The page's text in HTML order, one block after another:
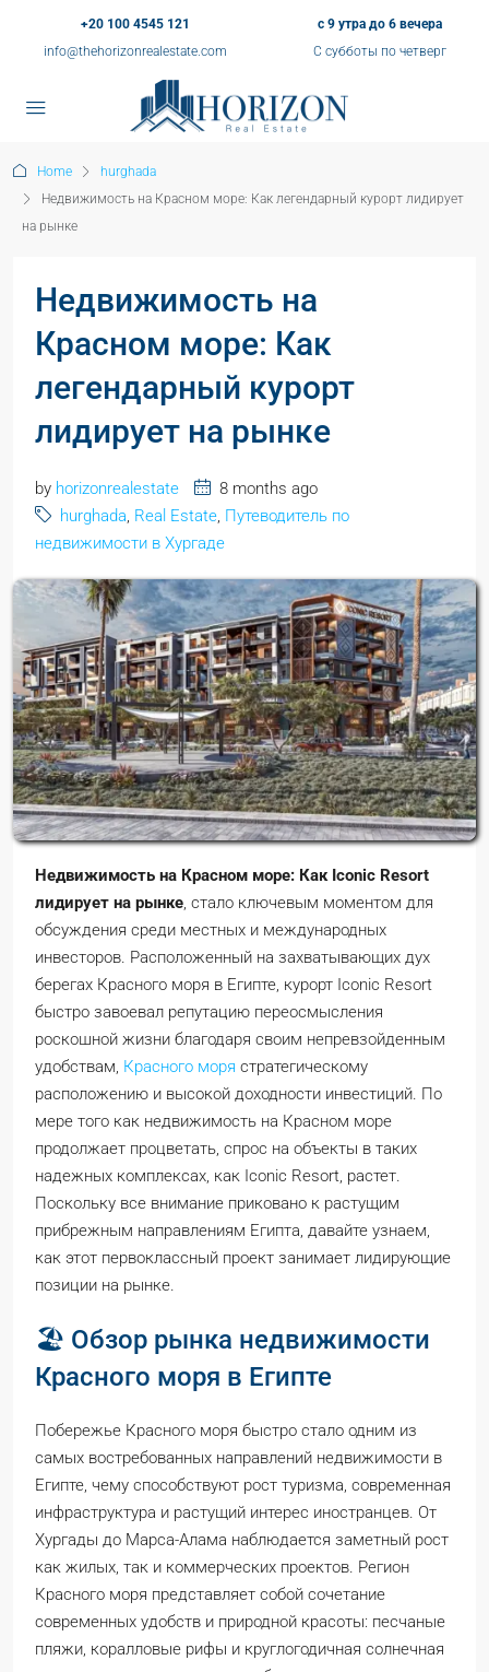
+20 100 4545 121
info@thehorizonrealestate.com
с 9 утра до 6 вечера
С субботы по четверг
Home
hurghada
Недвижимость на Красном море: Как легендарный курорт лидирует
на рынке
Недвижимость на
Красном море: Как
легендарный курорт
лидирует на рынке
by horizonrealestate
8 months ago
hurghada, Real Estate, Путеводитель по
недвижимости в Хургаде
Недвижимость на Красном море: Как Iconic Resort
лидирует на рынке , стало ключевым моментом для
обсуждения среди местных и международных
инвесторов. Расположенный на захватывающих дух
берегах Красного моря в Египте, курорт Iconic Resort
быстро завоевал репутацию переосмысления
роскошной жизни благодаря своим непревзойденным
удобствам, Красного моря стратегическому
расположению и высокой доходности инвестиций. По
мере того как недвижимость на Красном море
продолжает процветать, спрос на объекты в таких
надежных комплексах, как Iconic Resort, растет.
Поскольку все внимание приковано к растущим
прибрежным направлениям Египта, давайте узнаем,
как этот первоклассный проект занимает лидирующие
позиции на рынке.
🏖️ Обзор рынка недвижимости
Красного моря в Египте
Побережье Красного моря быстро стало одним из
самых востребованных направлений недвижимости в
Египте, чему способствуют рост туризма, современная
инфраструктура и растущий интерес иностранцев. От
Хургады до Марса-Алама наблюдается заметный рост
как жилых, так и коммерческих проектов. Регион
Красного моря представляет собой сочетание
современных удобств и природной красоты: песчаные
пляжи, коралловые рифы и круглогодичная солнечная